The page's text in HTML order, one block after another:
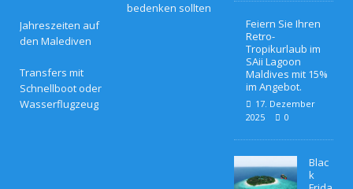
Jahreszeiten auf
den Malediven
Transfers mit
Schnellboot oder
Wasserflugzeug
bedenken sollten
Feiern Sie Ihren
Retro-
Tropikurlaub im
SAii Lagoon
Maldives mit 15%
im Angebot.
17. Dezember
2025
0
Blac
k